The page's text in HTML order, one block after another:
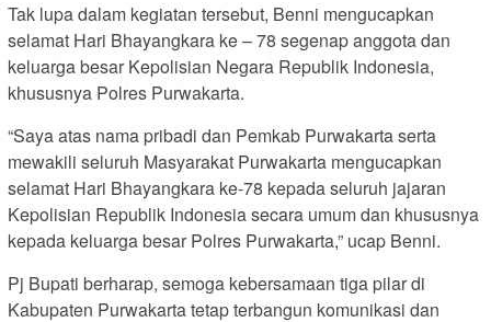
Tak lupa dalam kegiatan tersebut, Benni mengucapkan
selamat Hari Bhayangkara ke – 78 segenap anggota dan
keluarga besar Kepolisian Negara Republik Indonesia,
khususnya Polres Purwakarta.
“Saya atas nama pribadi dan Pemkab Purwakarta serta
mewakili seluruh Masyarakat Purwakarta mengucapkan
selamat Hari Bhayangkara ke-78 kepada seluruh jajaran
Kepolisian Republik Indonesia secara umum dan khususnya
kepada keluarga besar Polres Purwakarta,” ucap Benni.
Pj Bupati berharap, semoga kebersamaan tiga pilar di
Kabupaten Purwakarta tetap terbangun komunikasi dan